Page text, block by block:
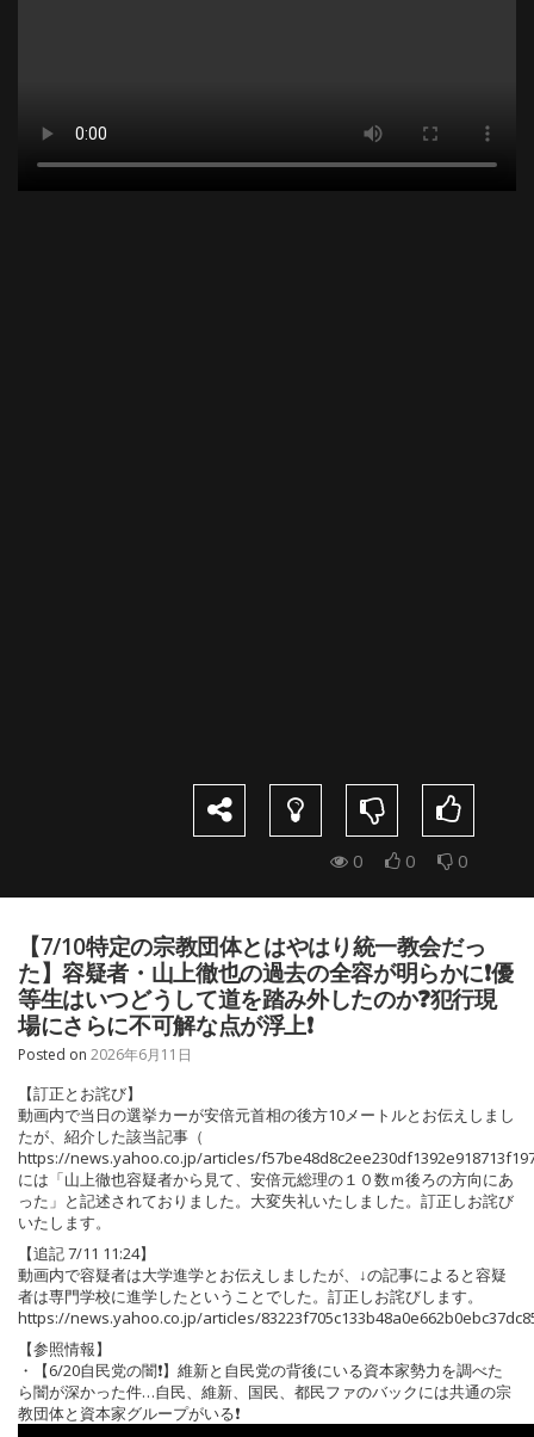
0 0 0
【7/10特定の宗教団体とはやはり統一教会だっ
た】容疑者・山上徹也の過去の全容が明らかに❗️優
等生はいつどうして道を踏み外したのか❓犯行現
場にさらに不可解な点が浮上❗️
Posted on 2026年6月11日
【訂正とお詫び】
動画内で当日の選挙カーが安倍元首相の後方10メートルとお伝えしまし
たが、紹介した該当記事（
https://news.yahoo.co.jp/articles/
には「山上徹也容疑者から見て、安倍元総理の１０数ｍ後ろの方向にあ
った」と記述されておりました。大変失礼いたしました。訂正しお詫び
いたします。
【追記 7/11 11:24】
動画内で容疑者は大学進学とお伝えしましたが、↓の記事によると容疑
者は専門学校に進学したということでした。訂正しお詫びします。
https://news.yahoo.co.jp/articles/
【参照情報】
・【6/20自民党の闇❗️】維新と自民党の背後にいる資本家勢力を調べた
ら闇が深かった件…自民、維新、国民、都民ファのバックには共通の宗
教団体と資本家グループがいる❗️